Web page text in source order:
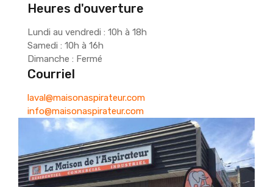
Heures d'ouverture
Lundi au vendredi : 10h à 18h
Samedi : 10h à 16h
Dimanche : Fermé
Courriel
laval@maisonaspirateur.com
info@maisonaspirateur.com